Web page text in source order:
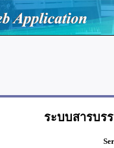
ระบบสารบร